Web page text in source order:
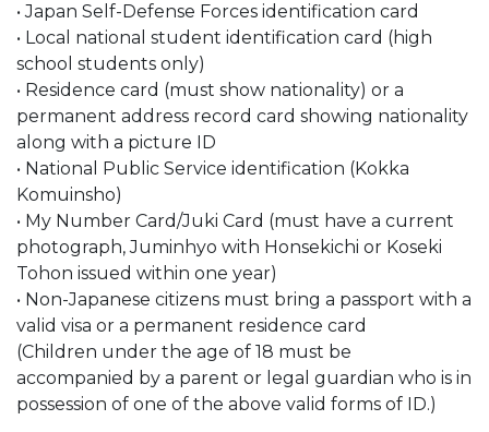
• Japan Self-Defense Forces identification card
• Local national student identification card (high
school students only)
• Residence card (must show nationality) or a
permanent address record card showing nationality
along with a picture ID
• National Public Service identification (Kokka
Komuinsho)
• My Number Card/Juki Card (must have a current
photograph, Juminhyo with Honsekichi or Koseki
Tohon issued within one year)
• Non-Japanese citizens must bring a passport with a
valid visa or a permanent residence card
(Children under the age of 18 must be
accompanied by a parent or legal guardian who is in
possession of one of the above valid forms of ID.)